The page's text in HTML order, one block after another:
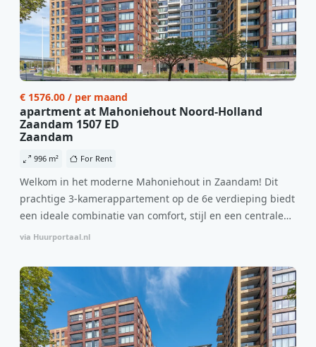
€ 1576.00 / per maand
apartment at Mahoniehout Noord-Holland
Zaandam 1507 ED
Zaandam
996 m² For Rent
Welkom in het moderne Mahoniehout in Zaandam! Dit
prachtige 3-kamerappartement op de 6e verdieping biedt
een ideale combinatie van comfort, stijl en een centrale
locatie. Met een huurprijs van €1.576 per maand
per maand is dit een geweldige kans voor professionals
die op zoek zijn naar een woning die direct beschikbaar is
vanaf 1 april 2026. Bij binnenkomst word je verwelkomd
in een ruime woonkamer met open keuken, samen goed
voor 44 m² aan leefruimte. De lichte woonkamer biedt
via Huurportaal.nl